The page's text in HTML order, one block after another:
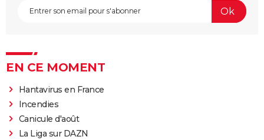
EN CE MOMENT
Hantavirus en France
Incendies
Canicule d'août
La Liga sur DAZN